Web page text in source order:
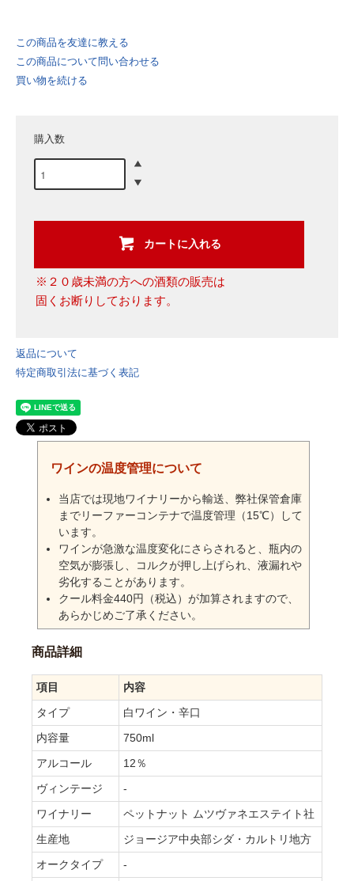
この商品を友達に教える
この商品について問い合わせる
買い物を続ける
購入数
カートに入れる
※２０歳未満の方への酒類の販売は
固くお断りしております。
返品について
特定商取引法に基づく表記
ワインの温度管理について
当店では現地ワイナリーから輸送、弊社保管倉庫
までリーファーコンテナで温度管理（15℃）して
います。
ワインが急激な温度変化にさらされると、瓶内の
空気が膨張し、コルクが押し上げられ、液漏れや
劣化することがあります。
クール料金440円（税込）が加算されますので、
あらかじめご了承ください。
商品詳細
項目
内容
タイプ
白ワイン・辛口
内容量
750ml
アルコール
12％
ヴィンテージ
-
ワイナリー
ペットナット ムツヴァネエステイト社
生産地
ジョージア中央部シダ・カルトリ地方
オークタイプ
-